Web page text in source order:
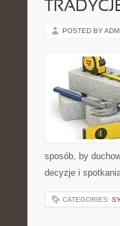
POSTED BY
sposób, by
decyzje i
CATEGORIES: